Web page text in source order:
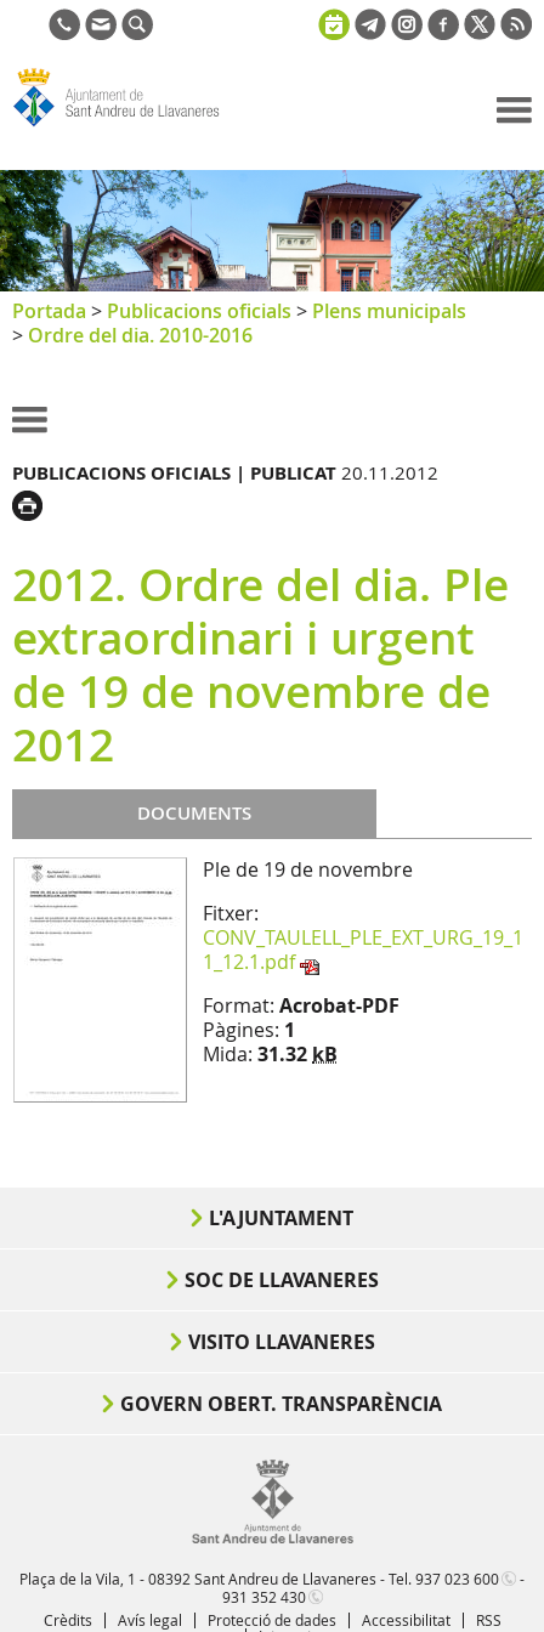
de Sant
Andreu de
Llavaneres
Portada > Publicacions oficials > Plens municipals
> Ordre del dia. 2010-2016
PUBLICACIONS OFICIALS | PUBLICAT 20.11.2012
2012. Ordre del dia. Ple
extraordinari i urgent
de 19 de novembre de
2012
DOCUMENTS
Ple de 19 de novembre
Fitxer:
CONV_TAULELL_PLE_EXT_URG_19_1
1_12.1.pdf
Format: Acrobat-PDF
Pàgines: 1
Mida: 31.32 kB
L'AJUNTAMENT
SOC DE LLAVANERES
VISITO LLAVANERES
GOVERN OBERT. TRANSPARÈNCIA
Plaça de la Vila, 1 - 08392 Sant Andreu de Llavaneres - Tel.937 023 600
-
931 352 430
Crèdits
Avís legal Protecció de dades Accessibilitat
RSS